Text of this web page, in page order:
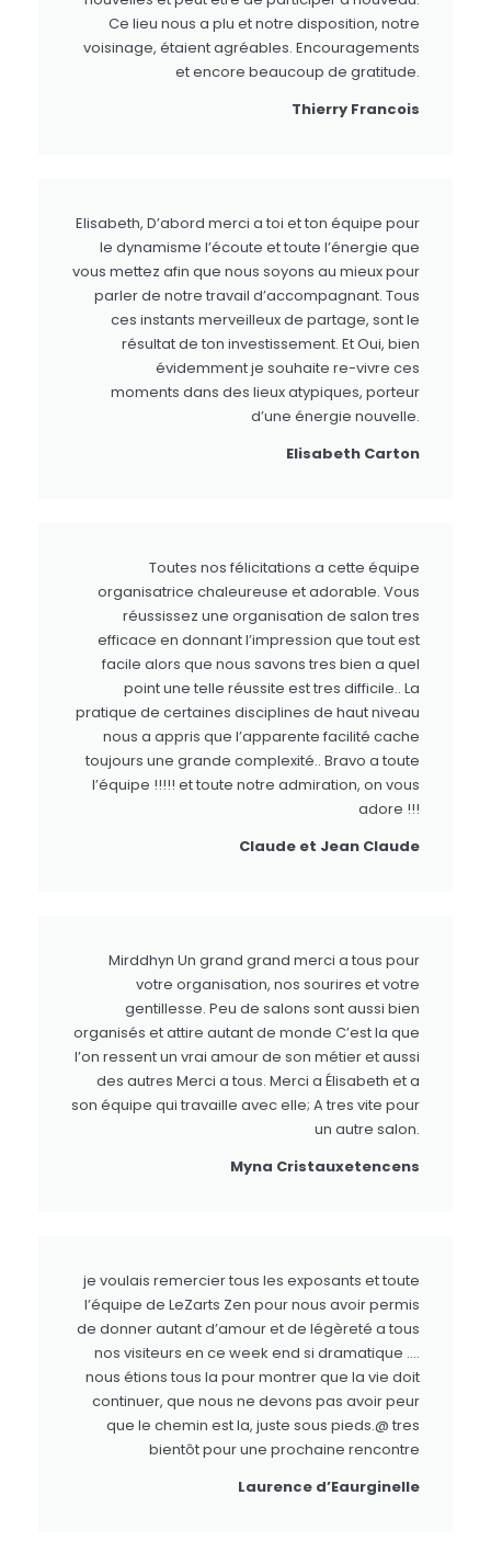
Ce lieu nous a plu et notre disposition, notre
voisinage, étaient agréables. Encouragements
et encore beaucoup de gratitude.
Thierry Francois
Elisabeth, D’abord merci a toi et ton équipe pour
le dynamisme l’écoute et toute l’énergie que
vous mettez afin que nous soyons au mieux pour
parler de notre travail d’accompagnant. Tous
ces instants merveilleux de partage, sont le
résultat de ton investissement. Et Oui, bien
évidemment je souhaite re-vivre ces
moments dans des lieux atypiques, porteur
d’une énergie nouvelle.
Elisabeth Carton
Toutes nos félicitations a cette équipe
organisatrice chaleureuse et adorable. Vous
réussissez une organisation de salon tres
efficace en donnant l’impression que tout est
facile alors que nous savons tres bien a quel
point une telle réussite est tres difficile.. La
pratique de certaines disciplines de haut niveau
nous a appris que l’apparente facilité cache
toujours une grande complexité.. Bravo a toute
l’équipe !!!!! et toute notre admiration, on vous
adore !!!
Claude et Jean Claude
Mirddhyn Un grand grand merci a tous pour
votre organisation, nos sourires et votre
gentillesse. Peu de salons sont aussi bien
organisés et attire autant de monde C’est la que
l’on ressent un vrai amour de son métier et aussi
des autres Merci a tous. Merci a Élisabeth et a
son équipe qui travaille avec elle; A tres vite pour
un autre salon.
Myna Cristauxetencens
je voulais remercier tous les exposants et toute
l’équipe de LeZarts Zen pour nous avoir permis
de donner autant d’amour et de légèreté a tous
nos visiteurs en ce week end si dramatique ….
nous étions tous la pour montrer que la vie doit
continuer, que nous ne devons pas avoir peur
que le chemin est la, juste sous pieds.@ tres
bientôt pour une prochaine rencontre
Laurence d’Eaurginelle